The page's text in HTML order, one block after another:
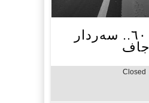
ئێوارانە/ ٦٠.. سەردار
جاف
Closed